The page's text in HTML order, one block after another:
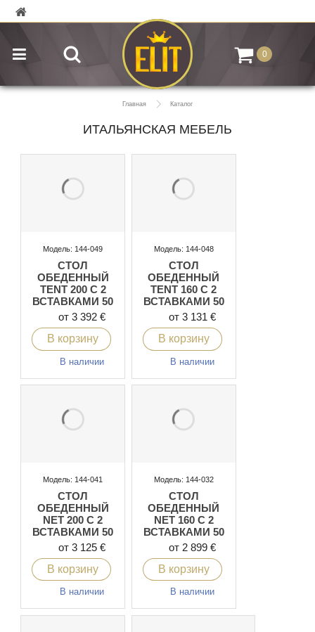
0
Главная Каталог
ИТАЛЬЯНСКАЯ МЕБЕЛЬ
Модель: 144-049
СТОЛ
ОБЕДЕННЫЙ
TENT 200 C 2
ВСТАВКАМИ 50
СМ
от 3 392 €
В корзину
В наличии
Модель: 144-048
СТОЛ
ОБЕДЕННЫЙ
TENT 160 C 2
ВСТАВКАМИ 50
СМ
от 3 131 €
В корзину
В наличии
Модель: 144-041
СТОЛ
ОБЕДЕННЫЙ
NET 200 C 2
ВСТАВКАМИ 50
СМ
от 3 125 €
В корзину
В наличии
Модель: 144-032
СТОЛ
ОБЕДЕННЫЙ
NET 160 C 2
ВСТАВКАМИ 50
СМ
от 2 899 €
В корзину
В наличии